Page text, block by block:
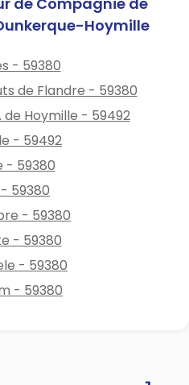
Hoymille
- 59380
de Flandre - 59380
Hoymille - 59492
- 59492
- 59380
59380
- 59380
- 59380
- 59380
- 59380